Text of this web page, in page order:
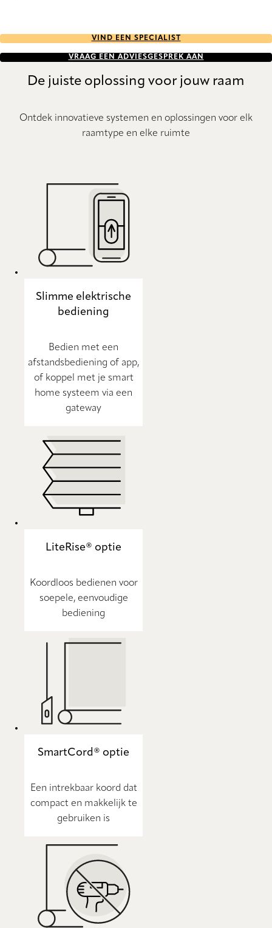
VIND EEN SPECIALIST
VRAAG EEN ADVIESGESPREK AAN
De juiste oplossing voor jouw raam
Ontdek innovatieve systemen en oplossingen voor elk
raamtype en elke ruimte
Slimme elektrische
bediening
Bedien met een
afstandsbediening of app,
of koppel met je smart
home systeem via een
gateway
LiteRise® optie
Koordloos bedienen voor
soepele, eenvoudige
bediening
SmartCord® optie
Een intrekbaar koord dat
compact en makkelijk te
gebruiken is